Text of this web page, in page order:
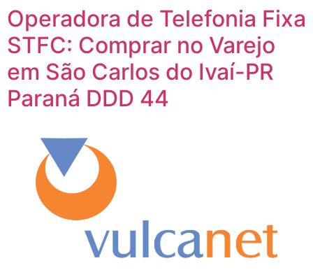
Operadora de Telefonia Fixa
STFC: Comprar no Varejo
em São Carlos do Ivaí-PR
Paraná DDD 44